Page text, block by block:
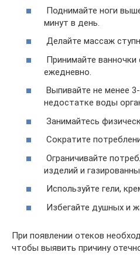
Поднимайте ноги
минут в день.
Делайте массаж
Принимайте
ежедневно.
Выпивайте не менее
недостатке воды
Занимайтесь
Сократите
Ограничивайте
изделий и
Используйте гели,
Избегайте душных и
При появлении отеков
чтобы выявить причину